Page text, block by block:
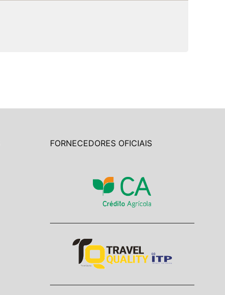
FORNECEDORES OFICIAIS